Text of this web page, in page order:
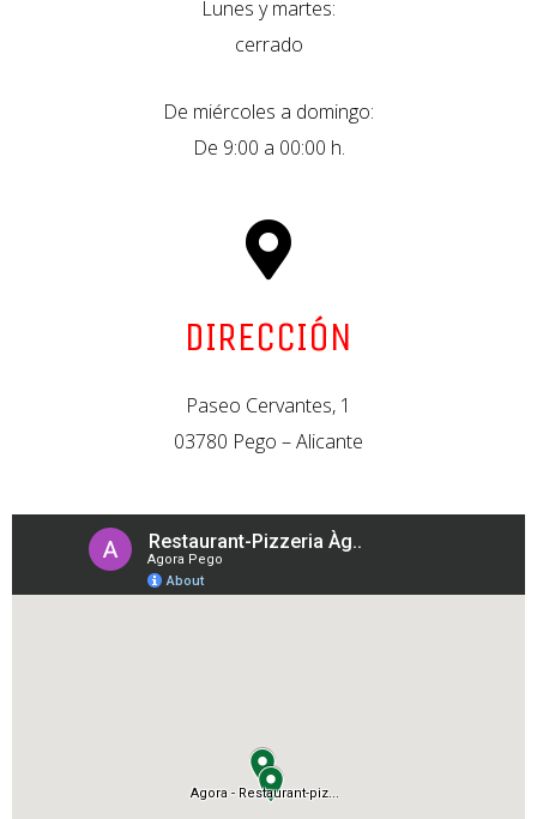
Lunes y martes:
cerrado
De miércoles a domingo:
De 9:00 a 00:00 h.
DIRECCIÓN
Paseo Cervantes, 1
03780 Pego – Alicante